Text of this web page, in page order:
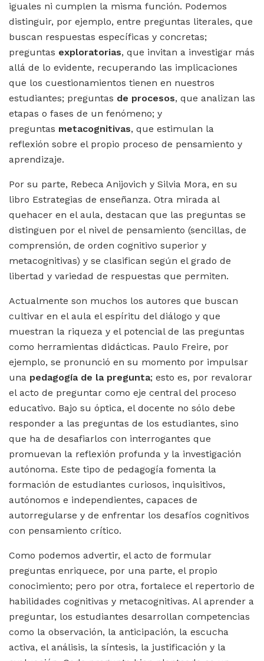
iguales ni cumplen la misma función. Podemos
distinguir, por ejemplo, entre preguntas literales, que
buscan respuestas específicas y concretas;
preguntas exploratorias, que invitan a investigar más
allá de lo evidente, recuperando las implicaciones
que los cuestionamientos tienen en nuestros
estudiantes; preguntas de procesos, que analizan las
etapas o fases de un fenómeno; y
preguntas metacognitivas, que estimulan la
reflexión sobre el propio proceso de pensamiento y
aprendizaje.
Por su parte, Rebeca Anijovich y Silvia Mora, en su
libro Estrategias de enseñanza. Otra mirada al
quehacer en el aula, destacan que las preguntas se
distinguen por el nivel de pensamiento (sencillas, de
comprensión, de orden cognitivo superior y
metacognitivas) y se clasifican según el grado de
libertad y variedad de respuestas que permiten.
Actualmente son muchos los autores que buscan
cultivar en el aula el espíritu del diálogo y que
muestran la riqueza y el potencial de las preguntas
como herramientas didácticas. Paulo Freire, por
ejemplo, se pronunció en su momento por impulsar
una pedagogía de la pregunta; esto es, por revalorar
el acto de preguntar como eje central del proceso
educativo. Bajo su óptica, el docente no sólo debe
responder a las preguntas de los estudiantes, sino
que ha de desafiarlos con interrogantes que
promuevan la reflexión profunda y la investigación
autónoma. Este tipo de pedagogía fomenta la
formación de estudiantes curiosos, inquisitivos,
autónomos e independientes, capaces de
autorregularse y de enfrentar los desafíos cognitivos
con pensamiento crítico.
Como podemos advertir, el acto de formular
preguntas enriquece, por una parte, el propio
conocimiento; pero por otra, fortalece el repertorio de
habilidades cognitivas y metacognitivas. Al aprender a
preguntar, los estudiantes desarrollan competencias
como la observación, la anticipación, la escucha
activa, el análisis, la síntesis, la justificación y la